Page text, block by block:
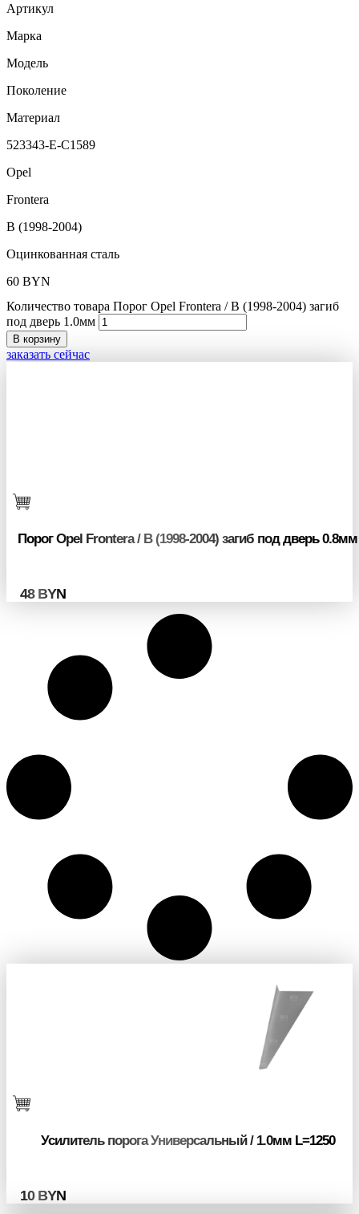
Артикул
Марка
Модель
Поколение
Материал
523343-E-C1589
Opel
Frontera
B (1998-2004)
Оцинкованная сталь
60 BYN
Количество товара Порог Opel Frontera / B (1998-2004) загиб
под дверь 1.0мм
В корзину
заказать сейчас
Порог Opel Frontera / B (1998-2004) загиб под дверь 0.8мм
48 BYN
Усилитель порога Универсальный / 1.0мм L=1250
10 BYN